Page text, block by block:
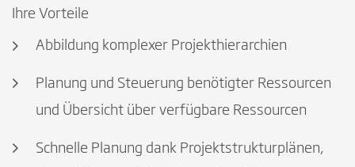
Ihre Vorteile
Abbildung komplexer Projekthierarchien
Planung und Steuerung benötigter Ressourcen
und Übersicht über verfügbare Ressourcen
Schnelle Planung dank Projektstrukturplänen,